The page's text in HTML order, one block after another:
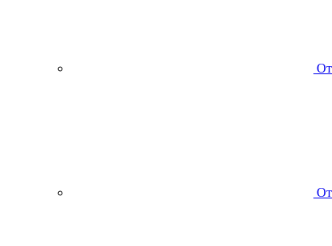
От
От